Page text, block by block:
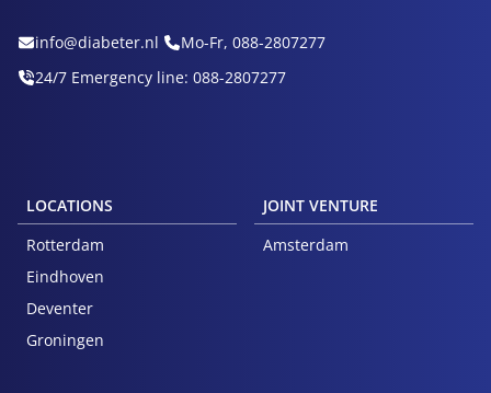
info@diabeter.nl
Mo-Fr, 088-2807277
24/7 Emergency line: 088-2807277
LOCATIONS
Rotterdam
Eindhoven
Deventer
Groningen
JOINT VENTURE
Amsterdam